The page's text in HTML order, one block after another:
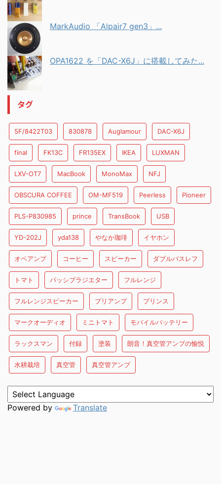
MarkAudio 「Alpair7 gen3」...
OPA1622 を「DAC-X6J」に搭載してみた...
タグ
5F/8422T03 830878 Auglamour DAC-X6J
final FK13C FR135EX IKEA LUXMAN
LXV-OT7 MacBook MonoMax NFJ
OBSCURA COFFEE OM-MF519 Peerless Pioneer
PLS-P830985 prince TransBook USB
YD-202J yda138 やなか珈琲 イヤホン
オペアンプ コーヒー スピーカー ダブルバスレフ
トマト パッシブラジエター フルレンジ
フルレンジスピーカー プリアンプ プリンス
マークオーディオ ミニトマト モバイルバッテリー
ラックスマン 付録 塗装 朗音！真空管アンプの愉悦
水耕栽培 真空管 真空管アンプ
Powered by Translate